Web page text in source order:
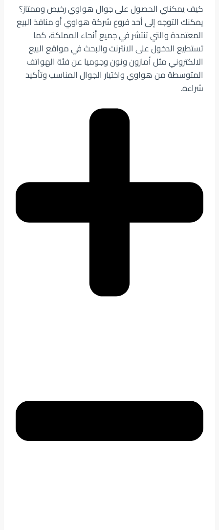
كيف يمكنني الحصول على جوال هواوي رخيص وممتاز؟
يمكنك التوجه إلى أحد فروع شركة هواوي أو منافذ البيع
المعتمدة والتي تنتشر في جميع أنحاء المملكة، كما
تستطيع الدخول على الانترنت والبحث في مواقع البيع
الالكتروني مثل أمازون ونون وجوميا عن فئة الهواتف
المتوسطة من هواوي واختيار الجوال المناسب وتأكيد
شراءه.